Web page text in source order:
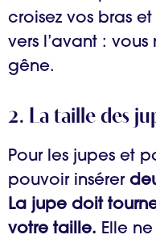
croisez vos bras
vers l’avant :
gêne.
2. La taille des
Pour les jupes et
pouvoir insérer
La jupe doit
votre taille. Elle